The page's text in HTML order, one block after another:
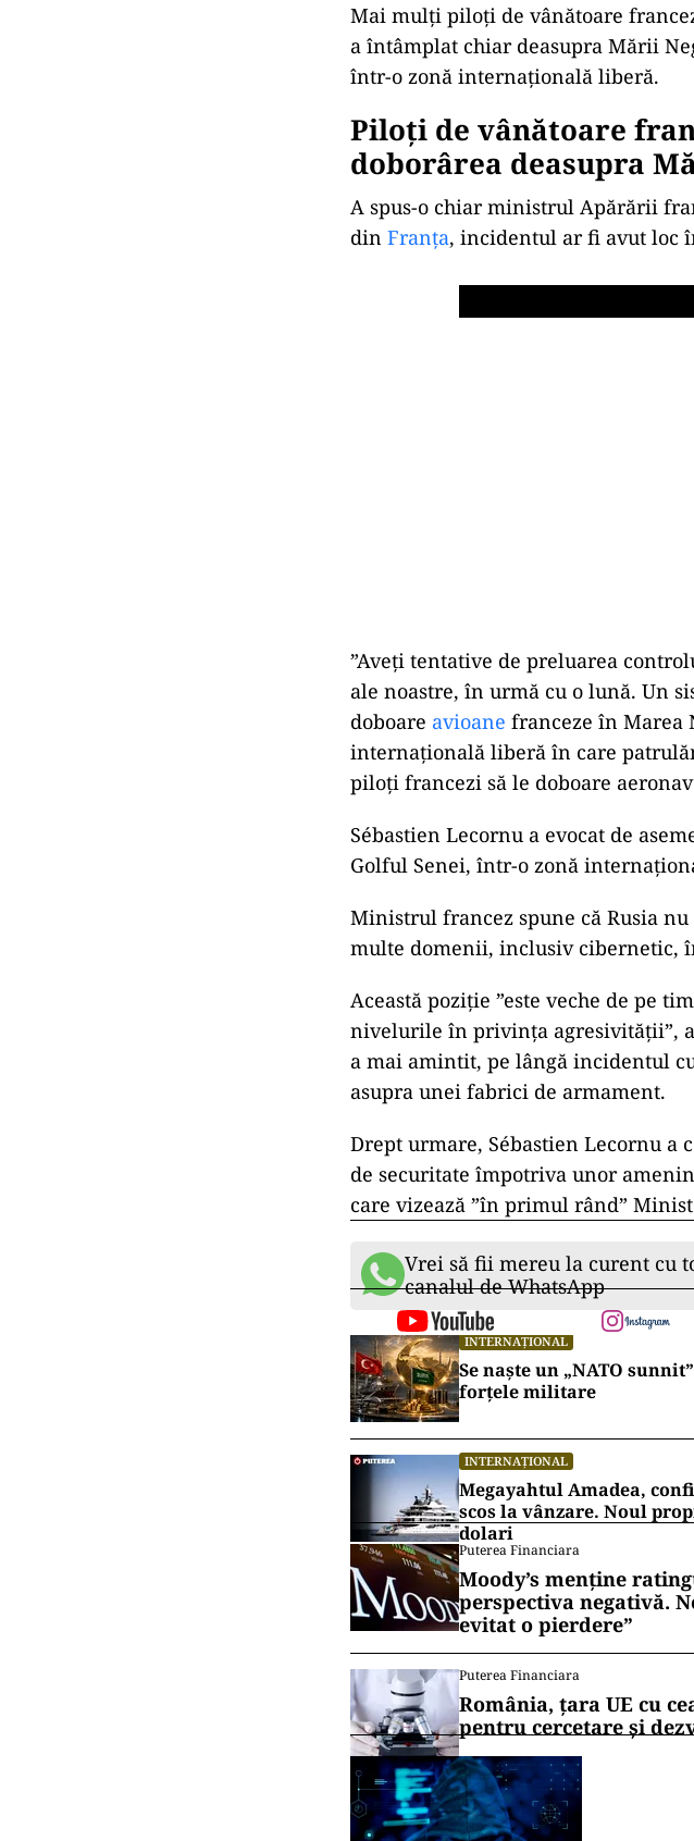
Mai mulți piloți de vânătoare
a întâmplat chiar deasupra Mării
într-o zonă internaţională liberă.
Piloți de vânătoare
doborârea deasupra
A spus-o chiar ministrul Apărării
din Franța, incidentul ar fi avut loc
”Aveţi tentative de preluarea
ale noastre, în urmă cu o lună. Un
doboare avioane franceze în Marea
internaţională liberă în care
piloţi francezi să le doboare
Sébastien Lecornu a evocat de
Golful Senei, într-o zonă
Ministrul francez spune că Rusia
multe domenii, inclusiv cibernetic,
Această poziţie ”este veche de pe
nivelurile în privinţa agresivităţii”,
a mai amintit, pe lângă incidentul
asupra unei fabrici de armament.
Drept urmare, Sébastien Lecornu
de securitate împotriva unor
care vizează ”în primul rând”
Vrei să fii mereu la curent cu
canalul de WhatsApp
INTERNAȚIONAL
Se naște un „NATO
forțele militare
INTERNAȚIONAL
Megayahtul Amadea,
scos la vânzare. Noul
dolari
Puterea Financiara
Moody’s menține
perspectiva negativă.
evitat o pierdere”
Puterea Financiara
România, țara UE cu
pentru cercetare și